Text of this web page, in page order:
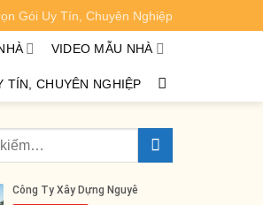
Gói Uy Tín, Chuyên Nghiệp
VIDEO MẪU NHÀ
TÍN, CHUYÊN NGHIỆP
XEM CHI TIẾT